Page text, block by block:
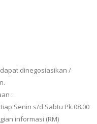
dinegosiasikan /
:
Senin s/d Sabtu Pk.08.00
informasi (RM)